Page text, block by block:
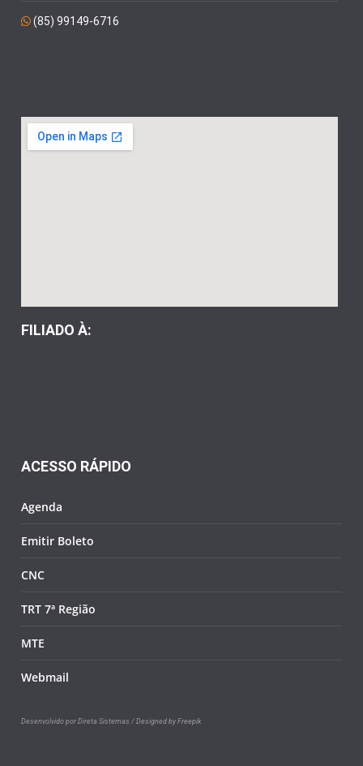
(85) 99149-6716
FILIADO À:
ACESSO RÁPIDO
Agenda
Emitir Boleto
CNC
TRT 7ª Região
MTE
Webmail
Desenvolvido por Direta Sistemas / Designed by Freepik